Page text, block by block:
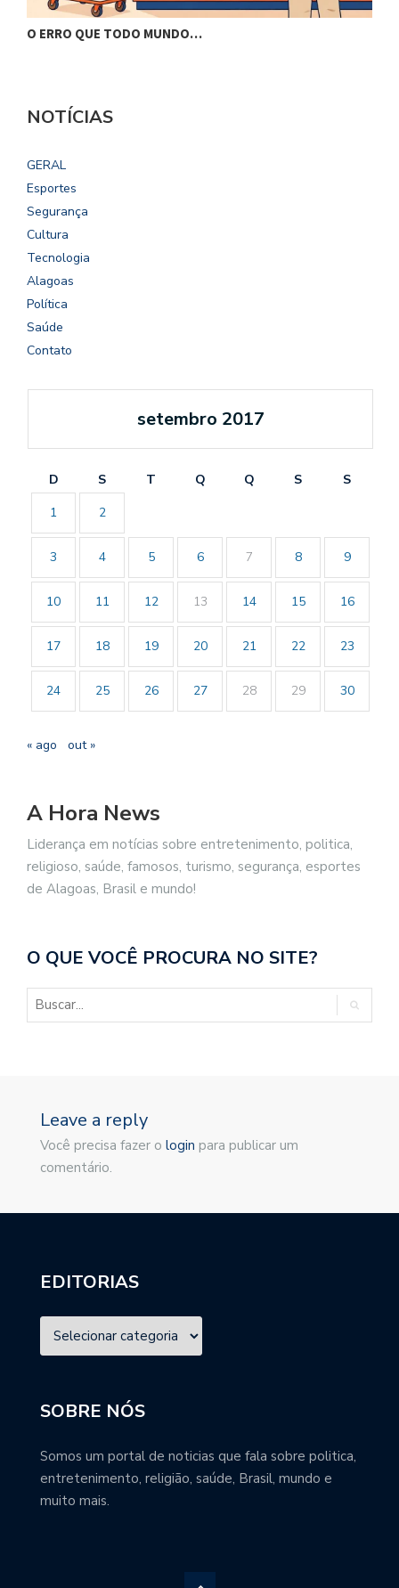
O ERRO QUE TODO MUNDO…
NOTÍCIAS
GERAL
Esportes
Segurança
Cultura
Tecnologia
Alagoas
Política
Saúde
Contato
setembro 2017
D S T Q Q S
S
1
2
3 4 5 6 7 8 9
10 11 12 13 14 15 16
17 18 19 20 21 22 23
24 25 26 27 28 29 30
« ago out »
A Hora News
Liderança em notícias sobre entretenimento, politica,
religioso, saúde, famosos, turismo, segurança, esportes
de Alagoas, Brasil e mundo!
O QUE VOCÊ PROCURA NO SITE?
Leave a reply
Você precisa fazer o login para publicar um
comentário.
EDITORIAS
SOBRE NÓS
Somos um portal de noticias que fala sobre politica,
entretenimento, religião, saúde, Brasil, mundo e
muito mais.